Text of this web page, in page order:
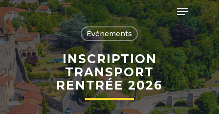
Skip
to
main
content
Menu
Évènements
INSCRIPTION
TRANSPORT
RENTRÉE 2026
Close
Menu